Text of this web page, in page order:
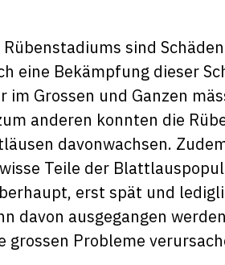
sind
eine Bekämpfung dieser
Grossen und Ganzen
anderen konnten die
davonwachsen.
Teile der
erst spät und
davon ausgegangen
grossen Probleme